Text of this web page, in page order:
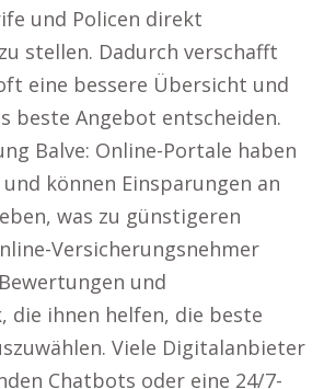
und Policen direkt
stellen. Dadurch verschafft
eine bessere Übersicht und
beste Angebot entscheiden.
Balve: Online-Portale haben
können Einsparungen an
was zu günstigeren
Versicherungsnehmer
und
die ihnen helfen, die beste
Viele Digitalanbieter
Chatbots oder eine 24/7-